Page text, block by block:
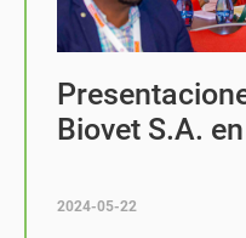
Biovet S.A.
2024-05-22